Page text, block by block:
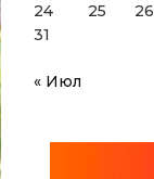
24
25 26
31
« Июл